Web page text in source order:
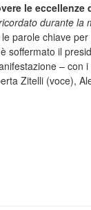
le eccellenze
durante la
parole chiave
soffermato il
– con
Zitelli (voce),